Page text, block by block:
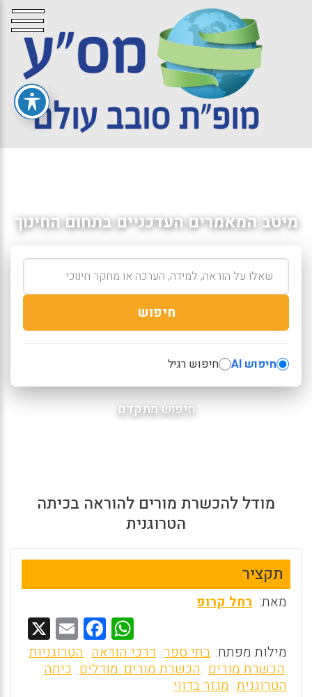
מיטב המאמרים העדכניים בתחום החינוך
חיפוש
חיפוש AI חיפוש רגיל
חיפוש מתקדם
מודל להכשרת מורים להוראה בכיתה
הטרוגנית
תקציר
מאת: רחל קרופ
W
h
at
F
a
ce
E
m
ai
מילות מפתח: בתי ספר דרכי הוראה הטרוגניות
הכשרת מורים הכשרת מורים: מודלים כיתה
הטרוגנית מגזר בדווי